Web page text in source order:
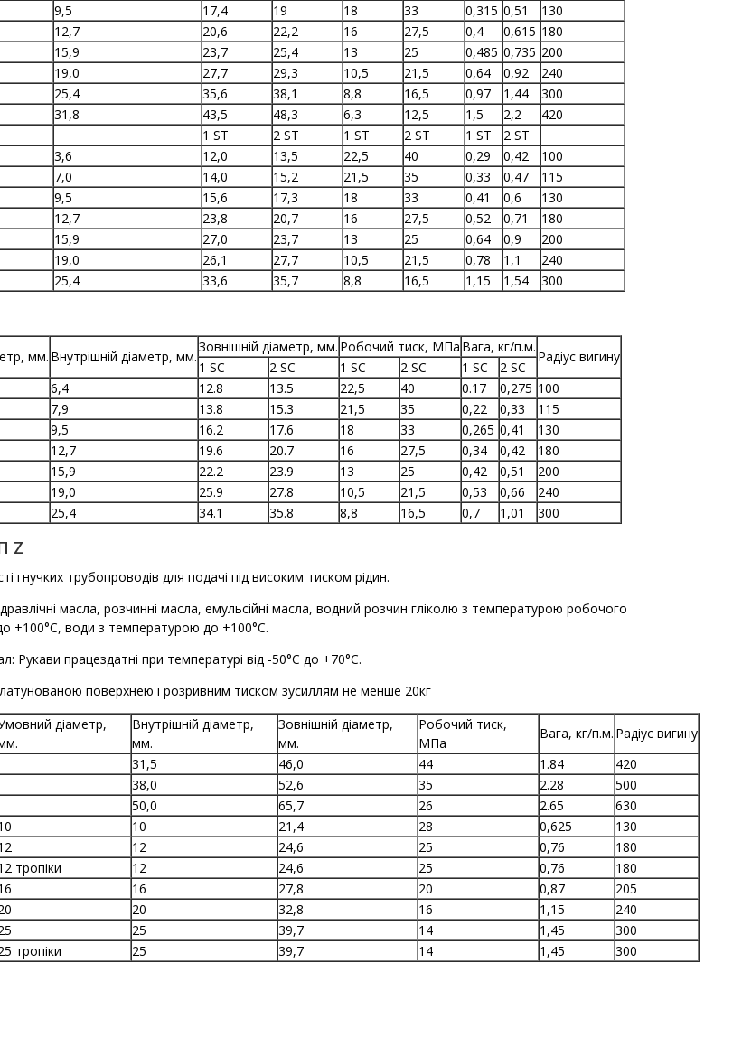
9,5 17,4 19 18 33 0,315 0,51
130
12,7 20,6 22,2 16 27,5 0,4 0,615 180
15,9 23,7 25,4 13 25 0,485 0,735 200
19,0 27,7 29,3 10,5 21,5 0,64 0,92
240
25,4 35,6 38,1 8,8 16,5 0,97 1,44
300
31,8 43,5 48,3 6,3 12,5 1,5 2,2 420
1 ST 2 ST 1 ST 2 ST 1 ST
2 ST
3,6 12,0 13,5 22,5 40 0,29 0,42
100
7,0 14,0 15,2 21,5 35 0,33 0,47
115
9,5 15,6 17,3 18 33 0,41 0,6
130
12,7 23,8 20,7 16 27,5 0,52 0,71
180
15,9 27,0 23,7 13 25 0,64 0,9
200
19,0 26,1 27,7 10,5 21,5 0,78 1,1
240
25,4 33,6 35,7 8,8 16,5 1,15 1,54 300
мм. Внутрішній діаметр, мм.
Зовнішній діаметр, мм. Робочий тиск, МПа Вага, кг/п.м.
Радіус вигину
1 SC 2 SC 1 SC 2 SC 1 SC 2 SC
6,4 12.8 13.5 22,5 40 0.17 0,275 100
7,9 13.8 15.3 21,5 35 0,22 0,33
115
9,5 16.2 17.6 18 33 0,265 0,41
130
12,7 19.6 20.7 16 27,5 0,34 0,42
180
15,9 22.2 23.9 13 25 0,42 0,51
200
19,0 25.9 27.8 10,5 21,5 0,53 0,66
240
25,4 34.1 35.8 8,8 16,5 0,7 1,01 300
Z
гнучких трубопроводів для подачі під високим тиском рідин.
масла, розчинні масла, емульсійні масла, водний розчин гліколю з температурою робочого
+100°С, води з температурою до +100°С.
Рукави працездатні при температурі від -50°С до +70°С.
поверхнею і розривним тиском зусиллям не менше 20кг
діаметр,
Внутрішній діаметр,
мм.
Зовнішній діаметр,
мм.
Робочий тиск,
МПа
Вага, кг/п.м. Радіус вигину
31,5 46,0 44 1.84
420
38,0
52,6 35 2.28
500
50,0
65,7 26 2.65 630
10 21,4 28 0,625
130
12 24,6 25 0,76
180
тропіки
12 24,6 25 0,76
180
16 27,8 20 0,87
205
20 32,8 16 1,15
240
25 39,7 14 1,45
300
тропіки
25 39,7 14 1,45 300